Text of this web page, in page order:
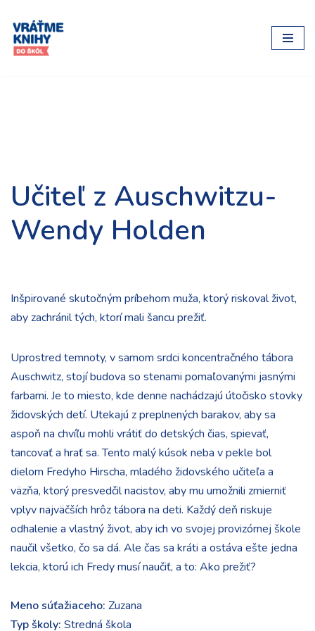
Preskočiť
na
Učiteľ z Auschwitzu-
Wendy Holden
Inšpirované skutočným príbehom muža, ktorý riskoval život,
aby zachránil tých, ktorí mali šancu prežiť.
Uprostred temnoty, v samom srdci koncentračného tábora
Auschwitz, stojí budova so stenami pomaľovanými jasnými
farbami. Je to miesto, kde denne nachádzajú útočisko stovky
židovských detí. Utekajú z preplnených barakov, aby sa
aspoň na chvíľu mohli vrátiť do detských čias, spievať,
tancovať a hrať sa. Tento malý kúsok neba v pekle bol
dielom Fredyho Hirscha, mladého židovského učiteľa a
väzňa, ktorý presvedčil nacistov, aby mu umožnili zmierniť
vplyv najväčších hrôz tábora na deti. Každý deň riskuje
odhalenie a vlastný život, aby ich vo svojej provizórnej škole
naučil všetko, čo sa dá. Ale čas sa kráti a ostáva ešte jedna
lekcia, ktorú ich Fredy musí naučiť, a to: Ako prežiť?
Meno súťažiaceho: Zuzana
Typ školy: Stredná škola